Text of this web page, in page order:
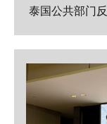
泰国公共部门